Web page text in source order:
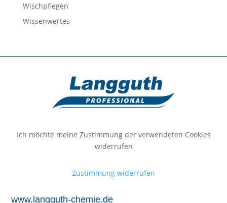
Wischpflegen
Wissenwertes
Ich möchte meine Zustimmung der verwendeten Cookies
widerrufen
Zustimmung widerrufen
www.langguth-chemie.de